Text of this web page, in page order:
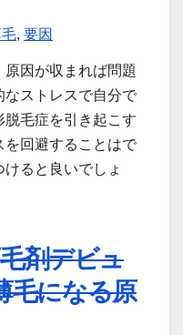
, 要因
因が収まれば問題
なストレスで自分で
脱毛症を引き起こす
を回避することはで
ると良いでしょ
剤デビュ
毛になる原